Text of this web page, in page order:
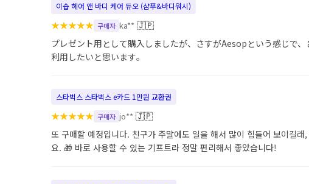
이솝 헤어 앤 바디 케어 듀오 (샴푸&바디워시)
★★★★★ 구매자 ka** 🇯🇵
プレゼント用として購入しましたが、さすがAesopという感じで
利用したいと思います。
스타벅스 스타벅스 e카드 1만원 교환권
★★★★★ 구매자 jo** 🇯🇵
또 구매할 예정입니다. 친구가 주말에도 일을 해서 많이 힘들어 보이길
요. 🎁 바로 사용할 수 있는 기프트라 정말 편리해서 좋았습니다!